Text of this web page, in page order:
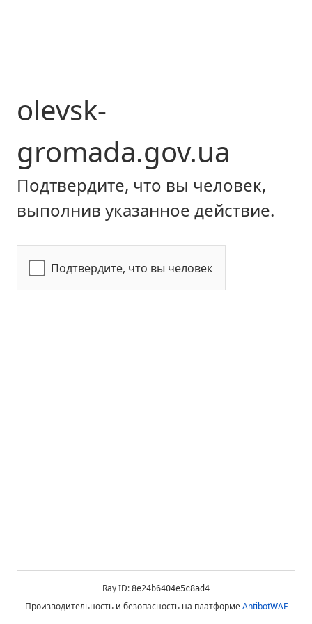
olevsk-
gromada.gov.ua
Подтвердите, что вы человек,
выполнив указанное действие.
Подтвердите, что вы человек
Ray ID: 8e24b6404e5c8ad4
Производительность и безопасность на платформеAntibotWAF